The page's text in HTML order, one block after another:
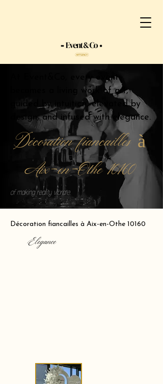
At Event&Co, every event
becomes a living work of art,
guided by intuition, elevated by
design, and infused with elegance.
Décoration fiancailles à
Aix-en-Othe 10160
of making reality vibrate.
Décoration fiancailles à Aix-en-Othe 10160
Elegance